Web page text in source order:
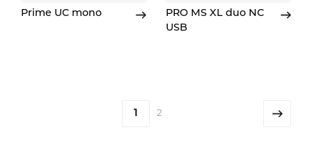
Prime UC mono
PRO MS XL duo NC
USB
1 2